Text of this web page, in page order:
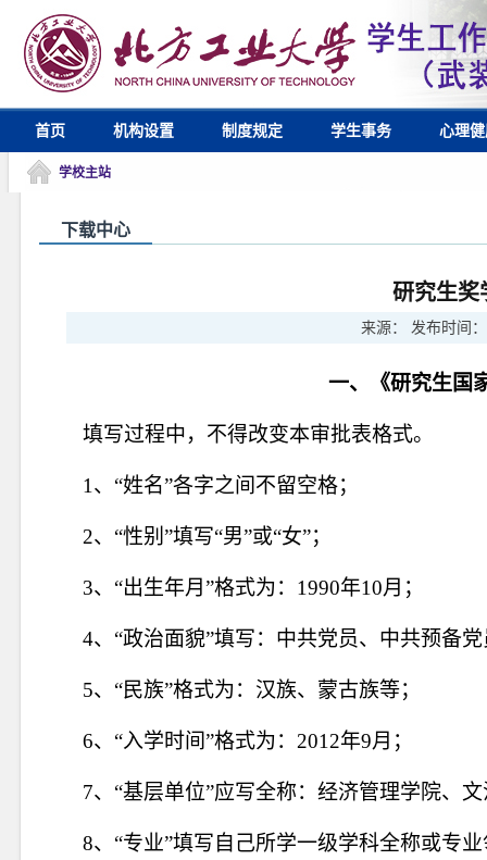
首页 机构设置 制度规定 学生事务 心理
学校主站
下载中心
研究生奖
来源： 发布时间：
一、《研究生国
填写过程中，不得改变本审批表格式。
1 、“姓名”各字之间不留空格；
2、“性别”填写“男”或“女”；
3、“出生年月”格式为： 1990年10月；
4、“政治面貌”填写：中共党员、中共预备
5、“民族”格式为：汉族、蒙古族等；
6、“入学时间”格式为： 2012年9月；
7、“基层单位”应写全称：经济管理学院、
8、“专业”填写自己所学一级学科全称或专